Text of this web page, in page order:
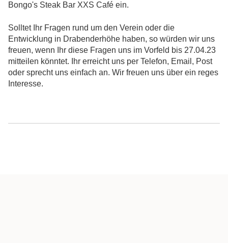
Bongo's Steak Bar XXS Café ein.
Solltet Ihr Fragen rund um den Verein oder die
Entwicklung in Drabenderhöhe haben, so würden wir uns
freuen, wenn Ihr diese Fragen uns im Vorfeld bis 27.04.23
mitteilen könntet. Ihr erreicht uns per Telefon, Email, Post
oder sprecht uns einfach an. Wir freuen uns über ein reges
Interesse.